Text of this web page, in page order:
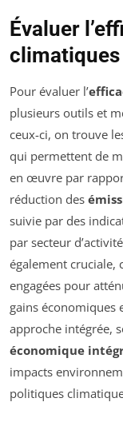
Évaluer
climatiques
Pour évaluer l’
plusieurs outils et
ceux-ci, on trouve
qui permettent de
en œuvre par
réduction des
suivie par des
par secteur
également cruciale,
engagées pour
gains économiques
approche intégrée,
économique
impacts
politiques